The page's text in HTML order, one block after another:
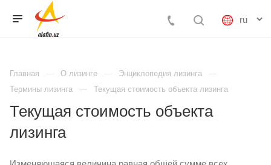
Главная О лизинге
Энциклопедия лизинга
Термины лизинга
Текущая стоимость объекта лизинга
Текущая стоимость объекта
лизинга